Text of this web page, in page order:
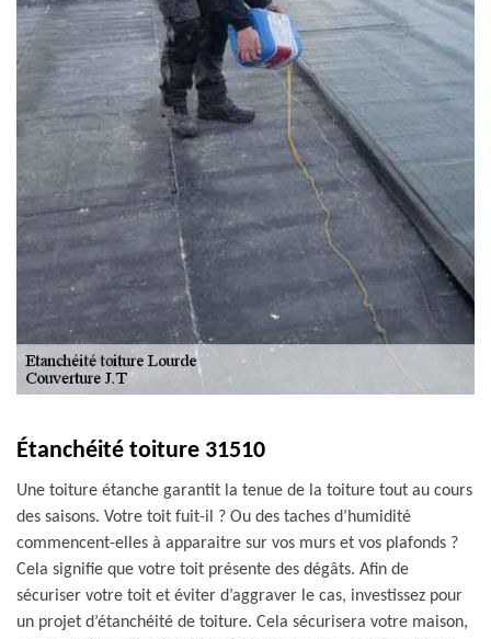
Étanchéité toiture 31510
Une toiture étanche garantit la tenue de la toiture tout au cours
des saisons. Votre toit fuit-il ? Ou des taches d’humidité
commencent-elles à apparaitre sur vos murs et vos plafonds ?
Cela signifie que votre toit présente des dégâts. Afin de
sécuriser votre toit et éviter d’aggraver le cas, investissez pour
un projet d’étanchéité de toiture. Cela sécurisera votre maison,